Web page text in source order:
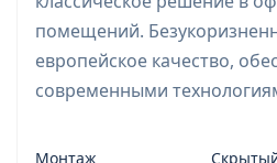
помещений.
европейское качество,
современными
Монтаж